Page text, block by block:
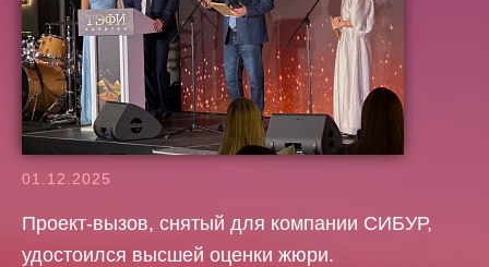
01.12.2025
Проект-вызов, снятый для компании СИБУР,
удостоился высшей оценки жюри.